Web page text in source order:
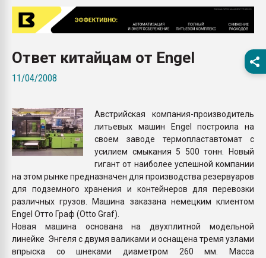
Вакуум-формовочные
Подмосковье, Москва
первый план в
пластмасс
Всё, что касается
бутылок
ПЕРЕЙТИ НА
Ответ китайцам от Engel
11/04/2008
Австрийская компания-производитель
литьевых машин Engel построила на
своем заводе термопластавтомат с
усилием смыкания 5 500 тонн. Новый
гигант от наиболее успешной компании
на этом рынке предназначен для производства резервуаров
для подземного хранения и контейнеров для перевозки
различных грузов. Машина заказана немецким клиентом
Engel Отто Граф (Otto Graf).
Новая машина основана на двухплитной модельной
линейке Энгеля с двумя валиками и оснащена тремя узлами
впрыска со шнеками диаметром 260 мм. Масса